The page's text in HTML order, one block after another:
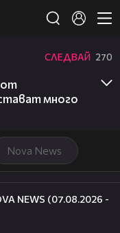
Nova News
СЛЕДВАЙ 270
от
много
NEWS (07.08.2026 -